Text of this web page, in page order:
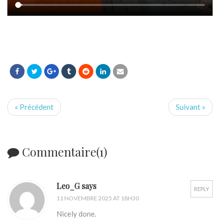
« Précédent Suivant »
Commentaire(1)
REPLY
Leo_G says
11 NOVEMBRE 2025 AT 18H30
Nicely done.